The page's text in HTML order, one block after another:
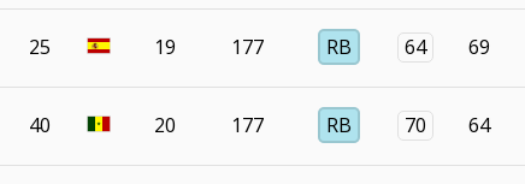
25 19 177 RB 64 69
40 20 177 RB 70 64